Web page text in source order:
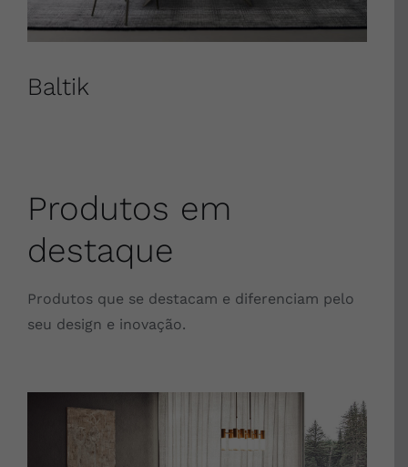
Baltik
Produtos em
destaque
Produtos que se destacam e diferenciam pelo
seu design e inovação.